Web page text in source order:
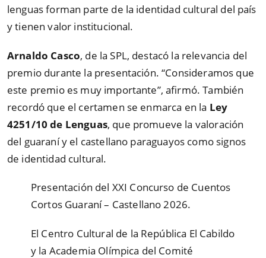
lenguas forman parte de la identidad cultural del país
y tienen valor institucional.
Arnaldo Casco, de la SPL, destacó la relevancia del
premio durante la presentación. “Consideramos que
este premio es muy importante”, afirmó. También
recordó que el certamen se enmarca en la Ley
4251/10 de Lenguas, que promueve la valoración
del guaraní y el castellano paraguayos como signos
de identidad cultural.
Presentación del XXI Concurso de Cuentos
Cortos Guaraní – Castellano 2026.
El Centro Cultural de la República El Cabildo
y la Academia Olímpica del Comité